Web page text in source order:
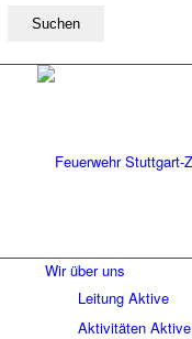
Suchen
Wir über uns
Leitung Aktive
Aktivitäten Aktive